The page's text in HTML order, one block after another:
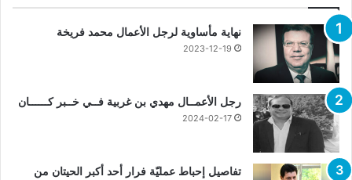
نهاية مأساوية لرجل الأعمال محمد فريخة
2023-12-19
رجل الأعمــال مهدي بن غربية فــي خــبر كــــــان
2024-02-17
تفاصيل إحباط عمليّة فرار أحد أكبر الحيتان من